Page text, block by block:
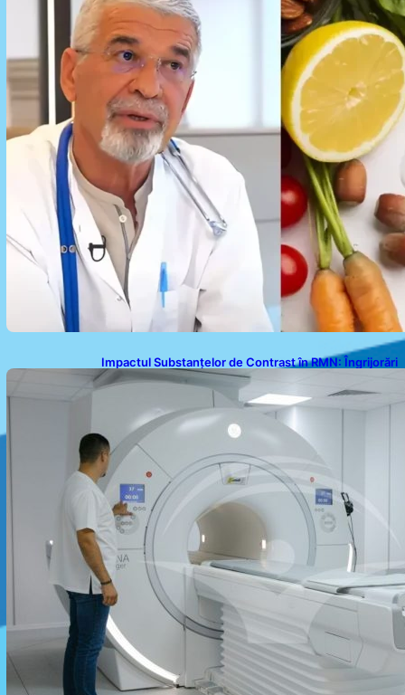
Impactul Substanțelor de Contrast în RMN: Îngrijorări
Legate de Gadoliniu și Acidul Oxalic